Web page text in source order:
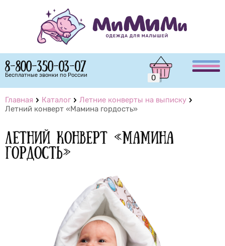
8-800-350-03-07
Бесплатные звонки по России 0
Главная Каталог
Летние конверты на выписку
Летний конверт «Мамина гордость»
Летний конверт «Мамина
гордость»